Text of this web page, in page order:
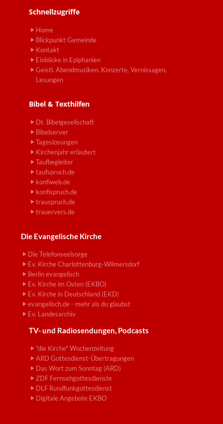
Schnellzugriffe
Home
Blickpunkt Gemeinde
Kontakt
Einblicke in Epiphanien
Geistl. Abendmusiken, Konzerte, Vernissagen,
Lesungen
Bibel & Texthilfen
Dt. Bibelgesellschaft
Bibelserver
Tageslosungen
Kirchenjahr erläutert
Taufbegleiter
taufspruch.de
konfiweb.de
konfispruch.de
trauspruch.de
trauervers.de
Die Evangelische Kirche
Die Telefonseelsorge
Ev. Kirche Charlottenburg-Wilmersdorf
Berlin evangelisch
Ev. Kirche im Osten (EKBO)
Ev. Kirche in Deutschland (EKD)
evangelisch.de - mehr als du glaubst
Ev. Landesarchiv
TV- und Radiosendungen, Podcasts
"die Kirche" Wochenzeitung
ARD Gottesdienst-Übertragungen
Das Wort zum Sonntag (ARD)
ZDF Fernsehgottesdienste
DLF Rundfunkgottesdienst
Digitale Angebote EKBO